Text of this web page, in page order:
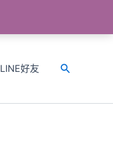
LINE好友
搜